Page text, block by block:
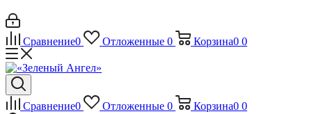
Сравнение0 Отложенные 0 Корзина0 0
Сравнение0 Отложенные 0 Корзина0 0